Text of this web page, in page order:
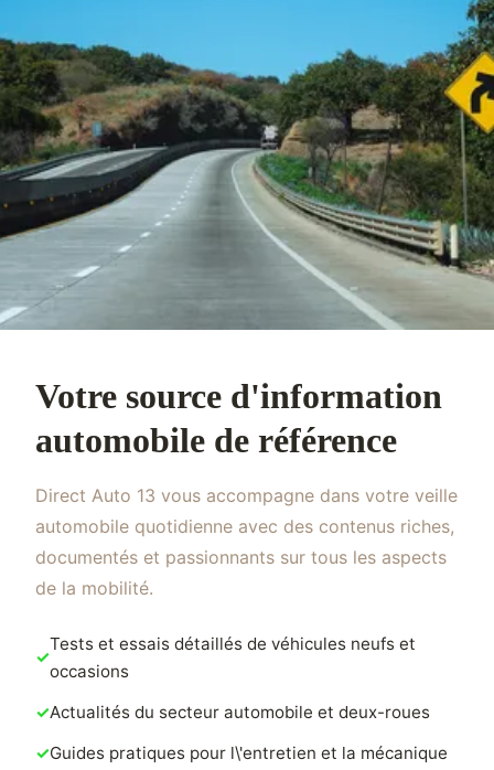
Votre source d'information
automobile de référence
Direct Auto 13 vous accompagne dans votre veille
automobile quotidienne avec des contenus riches,
documentés et passionnants sur tous les aspects
de la mobilité.
Tests et essais détaillés de véhicules neufs et
occasions
Actualités du secteur automobile et deux-roues
Guides pratiques pour l\'entretien et la mécanique